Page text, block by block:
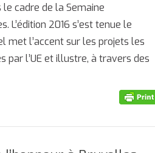
cadre de la Semaine
L’édition 2016 s’est tenue le
met l’accent sur les projets les
par l’UE et illustre, à travers des